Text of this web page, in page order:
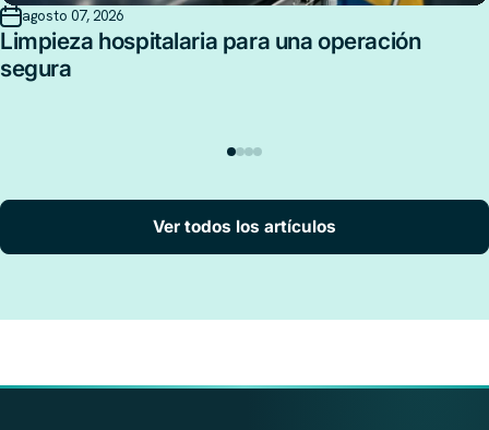
agosto 07, 2026
Limpieza hospitalaria para una operación
segura
Ver todos los artículos